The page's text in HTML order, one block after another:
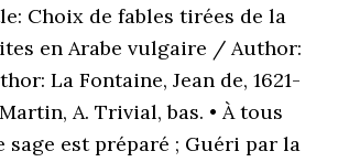
Choix de fables tirées de la
en Arabe vulgaire / Author:
La Fontaine, Jean de, 1621-
A. Trivial, bas. • À tous
sage est préparé ; Guéri par la